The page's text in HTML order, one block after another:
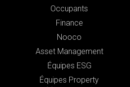
Occupants
Finance
Nooco
Asset Management
Équipes ESG
Équipes Property